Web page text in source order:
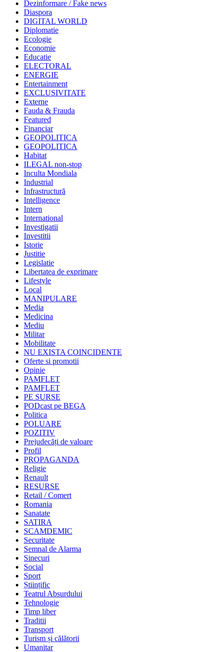
Dezinformare / Fake news
Diaspora
DIGITAL WORLD
Diplomatie
Ecologie
Economie
Educatie
ELECTORAL
ENERGIE
Entertainment
EXCLUSIVITATE
Externe
Fauda & Frauda
Featured
Financiar
GEOPOLITICA
GEOPOLITICA
Habitat
ILEGAL non-stop
Inculta Mondiala
Industrial
Infrastructură
Intelligence
Intern
International
Investigatii
Investitii
Istorie
Justitie
Legislatie
Libertatea de exprimare
Lifestyle
Local
MANIPULARE
Media
Medicina
Mediu
Militar
Mobilitate
NU EXISTA COINCIDENTE
Oferte si promotii
Opinie
PAMFLET
PAMFLET
PE SURSE
PODcast pe BEGA
Politica
POLUARE
POZITIV
Prejudecăți de valoare
Profil
PROPAGANDA
Religie
Renault
RESURSE
Retail / Comert
Romania
Sanatate
SATIRA
SCAMDEMIC
Securitate
Semnal de Alarma
Sinecuri
Social
Sport
Științific
Teatrul Absurdului
Tehnologie
Timp liber
Traditii
Transport
Turism și călătorii
Umanitar